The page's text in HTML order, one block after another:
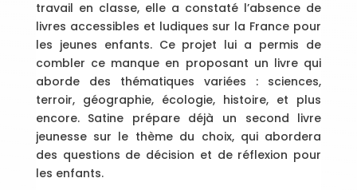
travail en classe, elle a constaté l’absence de
livres accessibles et ludiques sur la France pour
les jeunes enfants. Ce projet lui a permis de
combler ce manque en proposant un livre qui
aborde des thématiques variées : sciences,
terroir, géographie, écologie, histoire, et plus
encore. Satine prépare déjà un second livre
jeunesse sur le thème du choix, qui abordera
des questions de décision et de réflexion pour
les enfants.